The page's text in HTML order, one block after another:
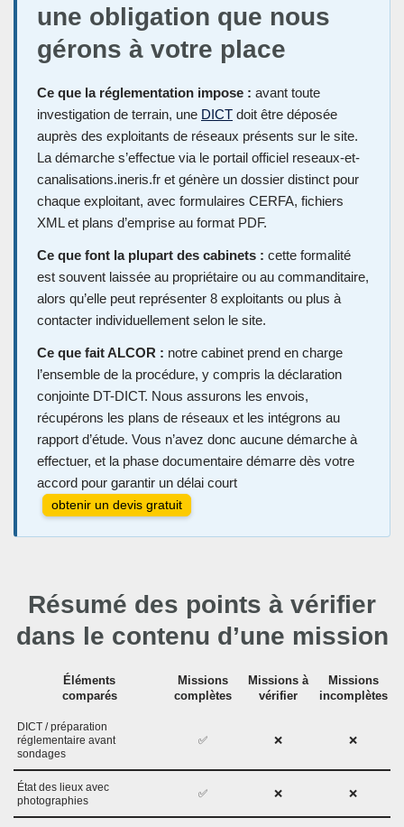
une obligation que nous
gérons à votre place
Ce que la réglementation impose : avant toute
investigation de terrain, une DICT doit être déposée
auprès des exploitants de réseaux présents sur le site.
La démarche s’effectue via le portail officiel reseaux-et-
canalisations.ineris.fr et génère un dossier distinct pour
chaque exploitant, avec formulaires CERFA, fichiers
XML et plans d’emprise au format PDF.
Ce que font la plupart des cabinets : cette formalité
est souvent laissée au propriétaire ou au commanditaire,
alors qu’elle peut représenter 8 exploitants ou plus à
contacter individuellement selon le site.
Ce que fait ALCOR : notre cabinet prend en charge
l’ensemble de la procédure, y compris la déclaration
conjointe DT-DICT. Nous assurons les envois,
récupérons les plans de réseaux et les intégrons au
rapport d’étude. Vous n’avez donc aucune démarche à
effectuer, et la phase documentaire démarre dès votre
accord pour garantir un délai court
obtenir un devis gratuit
Résumé des points à vérifier
dans le contenu d’une mission
Éléments
comparés
Missions
complètes
Missions à
vérifier
Missions
incomplètes
DICT / préparation
réglementaire avant
sondages
✅ ❌ ❌
État des lieux avec
photographies
✅ ❌ ❌